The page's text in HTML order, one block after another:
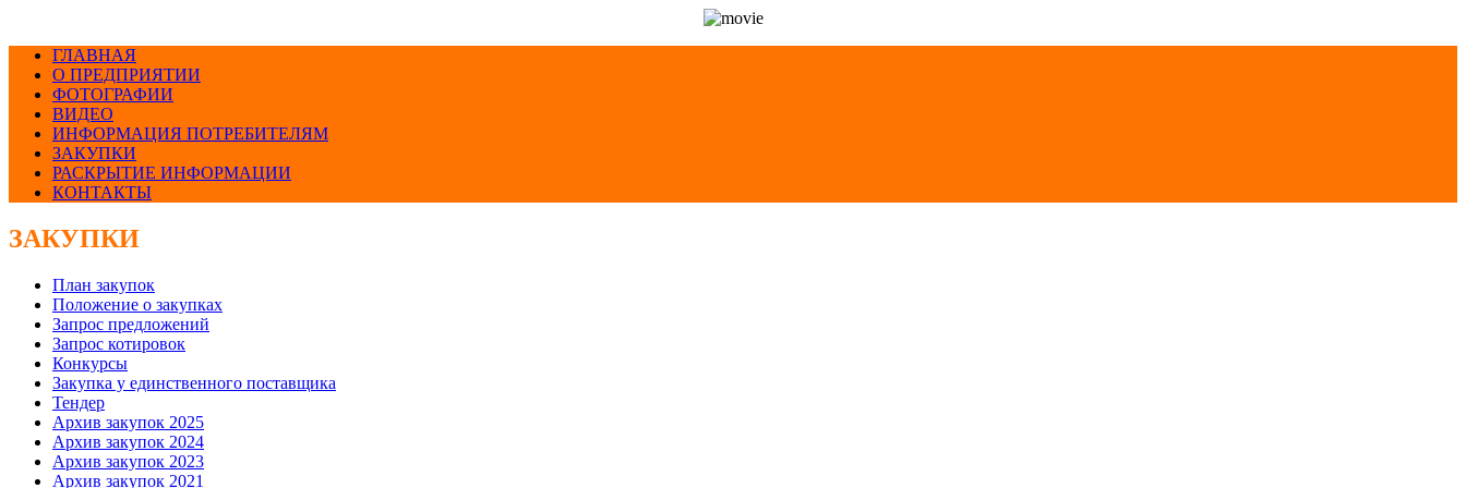
ГЛАВНАЯ
О ПРЕДПРИЯТИИ
ФОТОГРАФИИ
ВИДЕО
ИНФОРМАЦИЯ ПОТРЕБИТЕЛЯМ
ЗАКУПКИ
РАСКРЫТИЕ ИНФОРМАЦИИ
КОНТАКТЫ
ЗАКУПКИ
План закупок
Положение о закупках
Запрос предложений
Запрос котировок
Конкурсы
Закупка у единственного поставщика
Тендер
Архив закупок 2025
Архив закупок 2024
Архив закупок 2023
Архив закупок 2021